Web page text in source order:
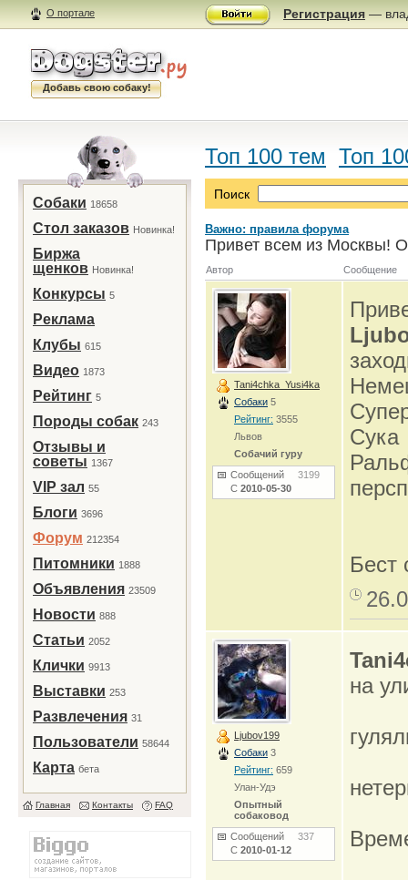
О портале Регистрация —
Добавь свою собаку!
Собаки 18658
Стол заказов Новинка!
Биржа
щенков Новинка!
Конкурсы 5
Реклама
Клубы 615
Видео 1873
Рейтинг 5
Породы собак 243
Отзывы и
советы 1367
VIP зал 55
Блоги 3696
Форум 212354
Питомники 1888
Объявления 23509
Новости 888
Статьи 2052
Клички 9913
Выставки 253
Развлечения 31
Пользователи 58644
Карта бета
Главная Контакты FAQ
Топ 100 тем Топ
Поиск
Важно: правила форума
Привет всем из Москвы!
Автор Сообщение
Tani4chka_Yusi4ka
Собаки 5
Рейтинг: 3555
Львов
Собачий гуру
Сообщений 3199
С 2010-05-30
Сука
Бест
Ljubov199
Собаки 3
Рейтинг: 659
Улан-Удэ
Опытный
собаковод
Сообщений 337
С 2010-01-12
на